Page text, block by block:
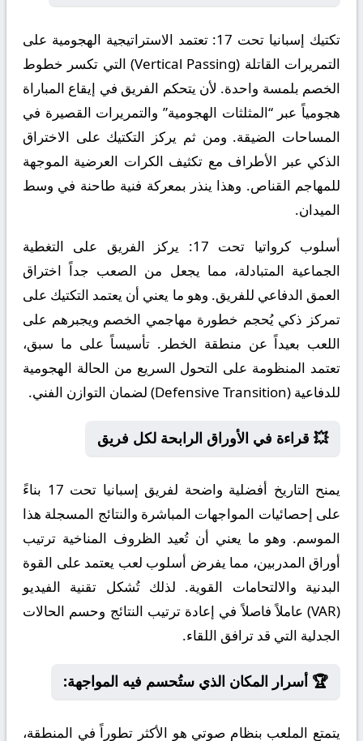
تكتيك إسبانيا تحت 17:
تعتمد الاستراتيجية الهجومية على
التمريرات القاتلة (Vertical Passing) التي تكسر خطوط
الخصم بلمسة واحدة. لأن يتحكم الفريق في إيقاع المباراة
هجومياً عبر “المثلثات الهجومية” والتمريرات القصيرة في
المساحات الضيقة. ومن ثم يركز التكتيك على الاختراق
الذكي عبر الأطراف مع تكثيف الكرات العرضية الموجهة
للمهاجم القناص. وهذا ينذر بمعركة فنية طاحنة في وسط
الميدان.
أسلوب كرواتيا تحت 17:
يركز الفريق على التغطية
الجماعية المتبادلة، مما يجعل من الصعب جداً اختراق
العمق الدفاعي للفريق. وهو ما يعني أن يعتمد التكتيك على
تمركز ذكي يُحجم خطورة مهاجمي الخصم ويجبرهم على
اللعب بعيداً عن منطقة الخطر. تأسيساً على ما سبق،
تعتمد المنظومة على التحول السريع من الحالة الهجومية
للدفاعية (Defensive Transition) لضمان التوازن الفني.
💥 قراءة في الأوراق الرابحة لكل فريق
يمنح التاريخ أفضلية واضحة لفريق إسبانيا تحت 17 بناءً
على إحصائيات المواجهات المباشرة والنتائج المسجلة هذا
الموسم. وهو ما يعني أن تُعيد الظروف المناخية ترتيب
أوراق المدربين، مما يفرض أسلوب لعب يعتمد على القوة
البدنية والالتحامات القوية. لذلك تُشكل تقنية الفيديو
(VAR) عاملاً فاصلاً في إعادة ترتيب النتائج وحسم الحالات
الجدلية التي قد ترافق اللقاء.
🏆 أسرار المكان الذي ستُحسم فيه المواجهة:
يتمتع الملعب بنظام صوتي هو الأكثر تطوراً في المنطقة،